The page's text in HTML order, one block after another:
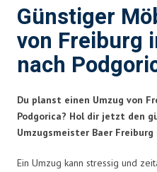
Günstiger
von Freiburg
nach
Du planst einen Umzug von
Podgorica? Hol dir jetzt den
Umzugsmeister Baer Freiburg
Ein Umzug kann stressig und